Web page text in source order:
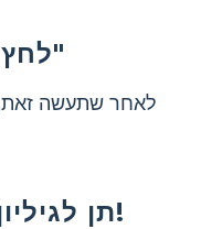
לחץ על "העתק תבנית"
לאחר שתעשה זאת,
תן לגיליון העבודה שלך שם!